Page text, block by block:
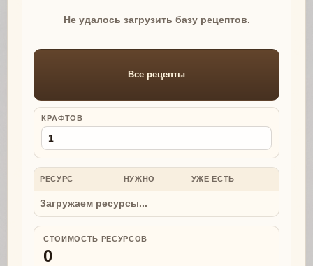
Не удалось загрузить базу рецептов.
Все рецепты
КРАФТОВ
РЕСУРС НУЖНО УЖЕ ЕСТЬ
Загружаем ресурсы...
СТОИМОСТЬ РЕСУРСОВ
0